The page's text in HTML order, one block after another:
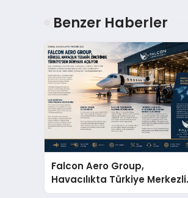
Benzer Haberler
Falcon Aero Group,
Havacılıkta Türkiye Merkezli
Küresel Çözüm Ortağı Olma